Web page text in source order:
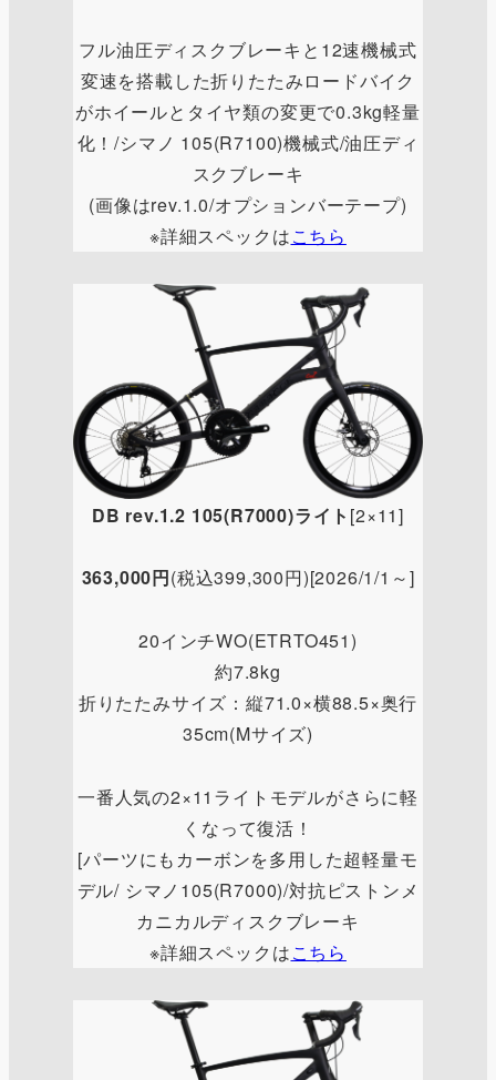
フル油圧ディスクブレーキと12速機械式
変速を搭載した折りたたみロードバイク
がホイールとタイヤ類の変更で0.3kg軽量
化！/シマノ 105(R7100)機械式/油圧ディ
スクブレーキ
(画像はrev.1.0/オプションバーテープ)
※詳細スペックはこちら
DB rev.1.2 105(R7000)ライト [2×11]
363,000円(税込399,300円)[2026/1/1～]
20インチWO(ETRTO451)
約7.8kg
折りたたみサイズ：縦71.0×横88.5×奥行
35cm(Mサイズ)
一番人気の2×11ライトモデルがさらに軽
くなって復活！
[パーツにもカーボンを多用した超軽量モ
デル/ シマノ105(R7000)/対抗ピストンメ
カニカルディスクブレーキ
※詳細スペックはこちら